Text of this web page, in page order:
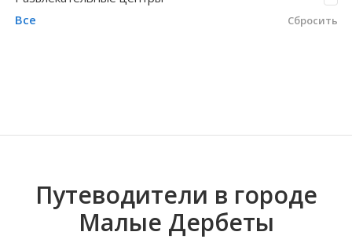
Волгоградская область Иркутская
Кировоградская область Хмельницкая
Восточно-Казахстанская область Северо-
Бага-Чонос Виноградное
Все
Сбросить
Путеводители в городе
Малые Дербеты